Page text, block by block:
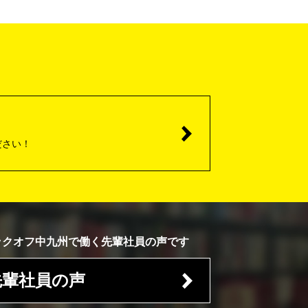
い！
クオフ中九州で働く先輩社員の声です
社員の声